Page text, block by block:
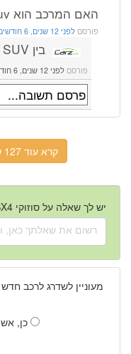
האם המרכב הוא suv ?
פורסם לפני 12 שנים, 6 חודשים
בין SUV להצ'בק.
פורסם לפני 12 שנים, 6 חודשים
קרא עוד 127 שאלות ותשובות על רכב זה.
יש לך שאלה על סוזוקי SX4 קרוסאובר 2013 - 2018 החדשה?
מעוניין לשדרג לרכב
כן,